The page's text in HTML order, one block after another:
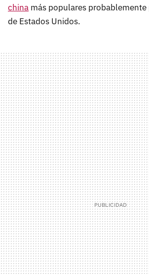
china más populares
de Estados Unidos.